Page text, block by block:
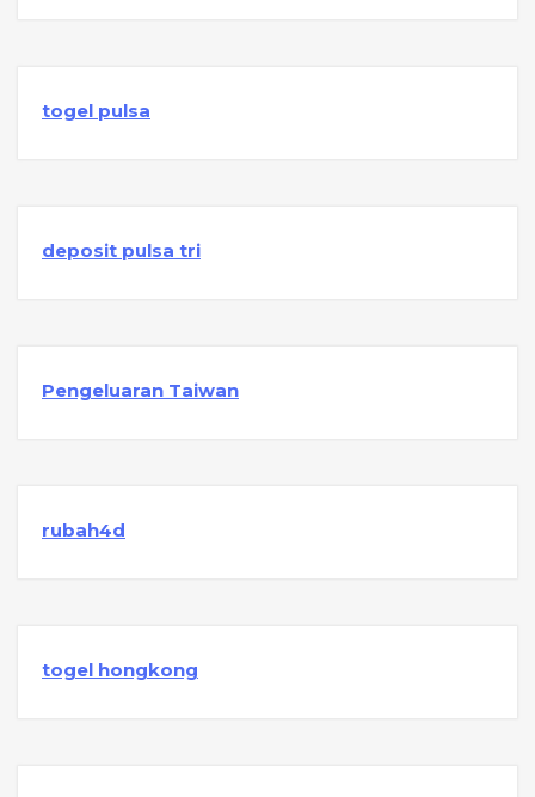
togel pulsa
deposit pulsa tri
Pengeluaran Taiwan
rubah4d
togel hongkong